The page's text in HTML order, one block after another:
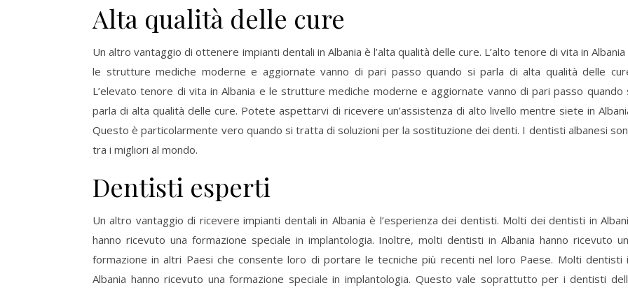
Alta qualità delle cure
Un altro vantaggio di ottenere impianti dentali in Albania è l’alta qualità delle cure. L’alto tenore di vita in Albania
le strutture mediche moderne e aggiornate vanno di pari passo quando si parla di alta qualità delle
L’elevato tenore di vita in Albania e le strutture mediche moderne e aggiornate vanno di pari passo quando
parla di alta qualità delle cure. Potete aspettarvi di ricevere un’assistenza di alto livello mentre siete in
Questo è particolarmente vero quando si tratta di soluzioni per la sostituzione dei denti. I dentisti albanesi
tra i migliori al mondo.
Dentisti esperti
Un altro vantaggio di ricevere impianti dentali in Albania è l’esperienza dei dentisti. Molti dei dentisti in
hanno ricevuto una formazione speciale in implantologia. Inoltre, molti dentisti in Albania hanno ricevuto
formazione in altri Paesi che consente loro di portare le tecniche più recenti nel loro Paese. Molti dentisti
Albania hanno ricevuto una formazione speciale in implantologia. Questo vale soprattutto per i dentisti